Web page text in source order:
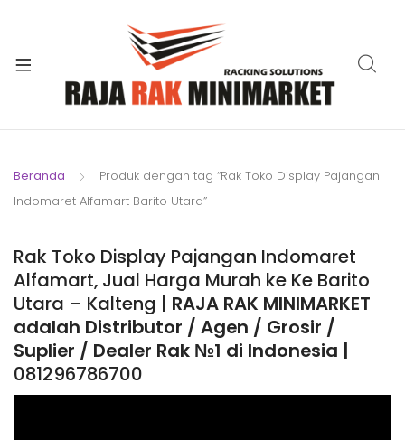
Beranda
Produk dengan tag “Rak Toko Display Pajangan
Indomaret Alfamart Barito Utara”
Rak Toko Display Pajangan Indomaret
Alfamart, Jual Harga Murah ke Ke Barito
Utara – Kalteng | RAJA RAK MINIMARKET
adalah Distributor / Agen / Grosir /
Suplier / Dealer Rak №1 di Indonesia |
081296786700